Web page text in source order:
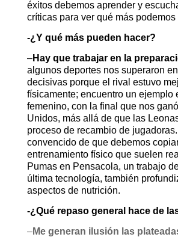
éxitos debemos aprender y
críticas para ver qué más podemos
-¿Y qué más pueden hacer?
–Hay que trabajar en la
algunos deportes nos superaron
decisivas porque el rival estuvo
físicamente; encuentro un ejemplo
femenino, con la final que nos
Unidos, más allá de que las
proceso de recambio de
convencido de que debemos
entrenamiento físico que suelen
Pumas en Pensacola, un trabajo
última tecnología, también
aspectos de nutrición.
-¿Qué repaso general hace de
–Me generan ilusión las